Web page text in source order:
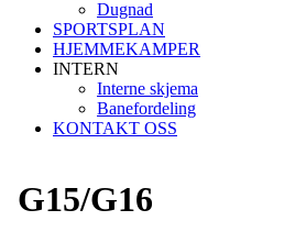
Dugnad
SPORTSPLAN
HJEMMEKAMPER
INTERN
Interne skjema
Banefordeling
KONTAKT OSS
G15/G16